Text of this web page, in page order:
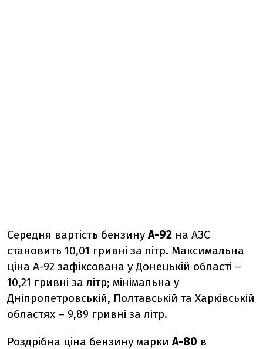
Середня вартість бензинуА-92 на АЗС
становить 10,01 гривні за літр. Максимальна
ціна А-92 зафіксована у Донецькій області –
10,21 гривні за літр; мінімальна у
Дніпропетровській, Полтавській та Харківській
областях – 9,89 гривні за літр.
Роздрібна ціна бензину маркиА-80 в